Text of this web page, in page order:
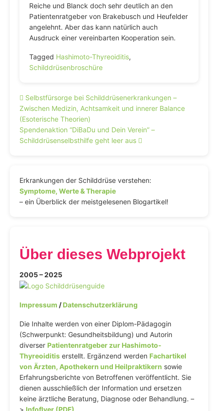
Reiche und Blanck doch sehr deutlich an den
Patientenratgeber von Brakebusch und Heufelder
angelehnt. Aber das kann natürlich auch
Ausdruck einer vereinbarten Kooperation sein.
Tagged Hashimoto-Thyreoiditis,
Schilddrüsenbroschüre
Beitragsnavigation
Selbstfürsorge bei Schilddrüsenerkrankungen –
Zwischen Medizin, Achtsamkeit und innerer Balance
(Esoterische Theorien)
Spendenaktion “DiBaDu und Dein Verein” –
Schilddrüsenselbsthilfe geht leer aus
Erkrankungen der Schilddrüse verstehen:
Symptome, Werte & Therapie
– ein Überblick der meistgelesenen Blogartikel!
Über dieses Webprojekt
2005 – 2025
Impressum /Datenschutzerklärung
Die Inhalte werden von einer Diplom-Pädagogin
(Schwerpunkt: Gesundheitsbildung) und Autorin
diverser Patientenratgeber zur Hashimoto-
Thyreoiditis erstellt. Ergänzend werden Fachartikel
von Ärzten, Apothekern und Heilpraktikern sowie
Erfahrungsberichte von Betroffenen veröffentlicht. Sie
dienen ausschließlich der Information und ersetzen
keine ärztliche Beratung, Diagnose oder Behandlung. –
> Infoflyer (PDF)